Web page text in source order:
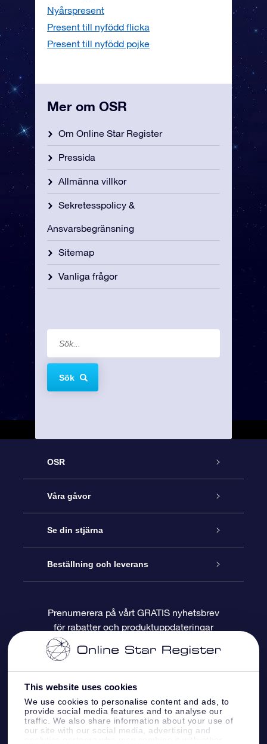
This website uses cookies
We use cookies to personalise content and ads, to
provide social media features and to analyse our
traffic. We also share information about your use of
our site with our social media, advertising and
Nyårspresent
Present till nyfödd flicka
Present till nyfödd pojke
Mer om OSR
Om Online Star Register
Pressida
Allmänna villkor
Sekretesspolicy &
Ansvarsbegränsning
Sitemap
Vanliga frågor
Sök
OSR
Kundtjänst
Kontakta oss
Blogg
Recensioner
Våra gåvor
Online-Stjärngåva
OSR Gåvopaket
OSR Presentkort
Företagspresenter
Se din stjärna
Stjärnregiste
Personlig Stjärnsida
One Million Stars
OSR Starsaver
Fly me to the stars VR-app
Beställning och leverans
Betalningsinformation
Returpolicy
Konstellationerna
Prenumerera på vårt GRATIS nyhetsbrev
för rabatter och produktuppdateringar